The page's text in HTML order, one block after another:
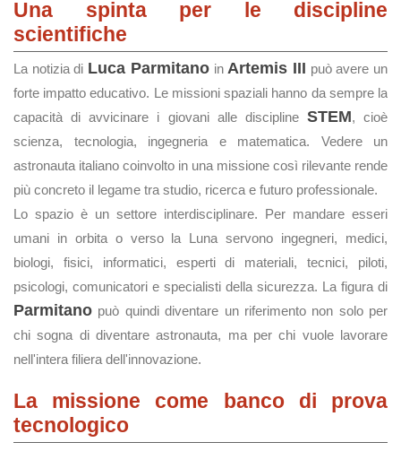
Una spinta per le discipline
scientifiche
La notizia di Luca Parmitanoin Artemis III può avere un
forte impatto educativo. Le missioni spaziali hanno da sempre la
capacità di avvicinare i giovani alle discipline STEM, cioè
scienza, tecnologia, ingegneria e matematica. Vedere un
astronauta italiano coinvolto in una missione così rilevante rende
più concreto il legame tra studio, ricerca e futuro professionale.
Lo spazio è un settore interdisciplinare. Per mandare esseri
umani in orbita o verso la Luna servono ingegneri, medici,
biologi, fisici, informatici, esperti di materiali, tecnici, piloti,
psicologi, comunicatori e specialisti della sicurezza. La figura di
Parmitano può quindi diventare un riferimento non solo per
chi sogna di diventare astronauta, ma per chi vuole lavorare
nell'intera filiera dell'innovazione.
La missione come banco di prova
tecnologico